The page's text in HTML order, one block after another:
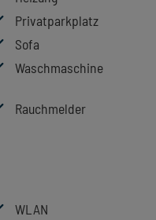
Privatparkplatz
Sofa
Waschmaschine
Rauchmelder
WLAN